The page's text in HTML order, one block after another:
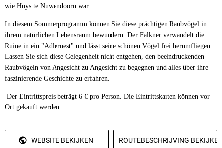
wie Huys te Nuwendoorn war.
In diesem Sommerprogramm können Sie diese prächtigen Raubvögel in
ihrem natürlichen Lebensraum bewundern. Der Falkner verwandelt die
Ruine in ein "Adlernest" und lässt seine schönen Vögel frei herumfliegen.
Lassen Sie sich diese Gelegenheit nicht entgehen, den beeindruckenden
Raubvögeln von Angesicht zu Angesicht zu begegnen und alles über ihre
faszinierende Geschichte zu erfahren.
Der Eintrittspreis beträgt 6 € pro Person. Die Eintrittskarten können vor
Ort gekauft werden.
WEBSITE BEKIJKEN ROUTEBESCHRIJVING